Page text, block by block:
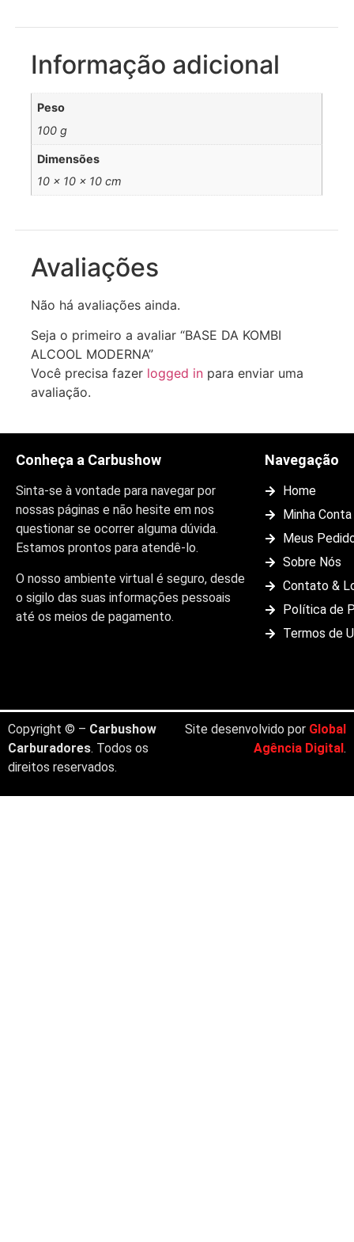
Informação adicional
Peso
100 g
Dimensões
10 × 10 × 10 cm
Avaliações
Não há avaliações ainda.
Seja o primeiro a avaliar “BASE DA KOMBI
ALCOOL MODERNA”
Você precisa fazer logged in para enviar uma
avaliação.
Conheça a Carbushow
Sinta-se à vontade para navegar por
nossas páginas e não hesite em nos
questionar se ocorrer alguma dúvida.
Estamos prontos para atendê-lo.
O nosso ambiente virtual é seguro, desde
o sigilo das suas informações pessoais
até os meios de pagamento.
Navegação
Home
Minha Conta
Meus
Sobre Nós
Contato &
Política de
Termos de
Copyright © – Carbushow
Carburadores. Todos os
direitos reservados.
Site desenvolvido por Global
Agência Digital.